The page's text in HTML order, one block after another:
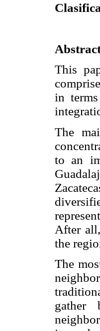
This
in
The
to an
After
the
The
gather